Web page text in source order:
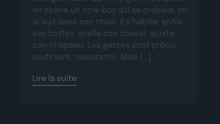
en scène un cow-boy qui se prépare, on
le suit dans son rituel. Il s’habille, enfile
ses bottes, scelle son cheval, ajuste
son chapeau. Les gestes sont précis,
routiniers, rassurants. Mais […]
Lire la suite